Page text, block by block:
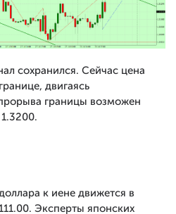
сохранился. Сейчас цена
двигаясь
границы возможен
к иене движется в
Эксперты японских